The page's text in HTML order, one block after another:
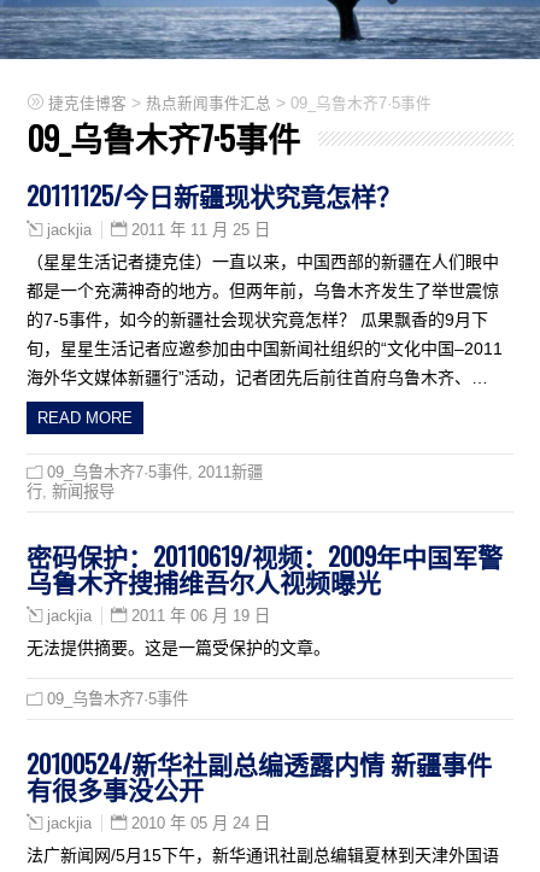
捷克佳博客 > 热点新闻事件汇总 >09_乌鲁木齐7·5事件
09_乌鲁木齐7·5事件
20111125/今日新疆现状究竟怎样？
jackjia 2011 年 11 月 25 日
（星星生活记者捷克佳）一直以来，中国西部的新疆在人们眼中
都是一个充满神奇的地方。但两年前，乌鲁木齐发生了举世震惊
的7-5事件，如今的新疆社会现状究竟怎样？ 瓜果飘香的9月下
旬，星星生活记者应邀参加由中国新闻社组织的“文化中国–2011
海外华文媒体新疆行”活动，记者团先后前往首府乌鲁木齐、…
READ MORE
09_乌鲁木齐7·5事件 2011新疆
行 ,新闻报导
密码保护：20110619/视频：2009年中国军警
乌鲁木齐搜捕维吾尔人视频曝光
jackjia 2011 年 06 月 19 日
无法提供摘要。这是一篇受保护的文章。
09_乌鲁木齐7·5事件
20100524/新华社副总编透露内情 新疆事件
有很多事没公开
jackjia 2010 年 05 月 24 日
法广新闻网/5月15下午，新华通讯社副总编辑夏林到天津外国语